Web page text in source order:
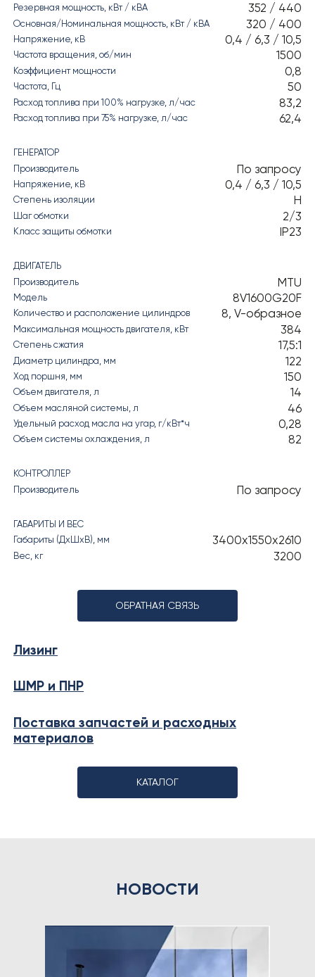
Резервная мощность, кВт / кВА
352 / 440
Основная/Номинальная мощность, кВт / кВА 320 / 400
Напряжение, кВ 0,4 / 6,3 / 10,5
Частота вращения, об/мин 1500
Коэффициент мощности 0,8
Частота, Гц 50
Расход топлива при 100% нагрузке, л/час 83,2
Расход топлива при 75% нагрузке, л/час 62,4
ГЕНЕРАТОР
Производитель
По запросу
Напряжение, кВ 0,4 / 6,3 / 10,5
Степень изоляции H
Шаг обмотки 2/3
Класс защиты обмотки IP23
ДВИГАТЕЛЬ
Производитель
MTU
Модель 8V1600G20F
Количество и расположение цилиндров 8, V-образное
Максимальная мощность двигателя, кВт 384
Степень сжатия 17,5:1
Диаметр цилиндра, мм 122
Ход поршня, мм 150
Объем двигателя, л 14
Объем масляной системы, л 46
Удельный расход масла на угар, г/кВт*ч 0,28
Объем системы охлаждения, л 82
КОНТРОЛЛЕР
Производитель
По запросу
ГАБАРИТЫ И ВЕС
Габариты (ДхШхВ), мм
3400х1550х2610
Вес, кг 3200
ОБРАТНАЯ СВЯЗЬ
Лизинг
ШМР и ПНР
Поставка запчастей и расходных
материалов
КАТАЛОГ
НОВОСТИ